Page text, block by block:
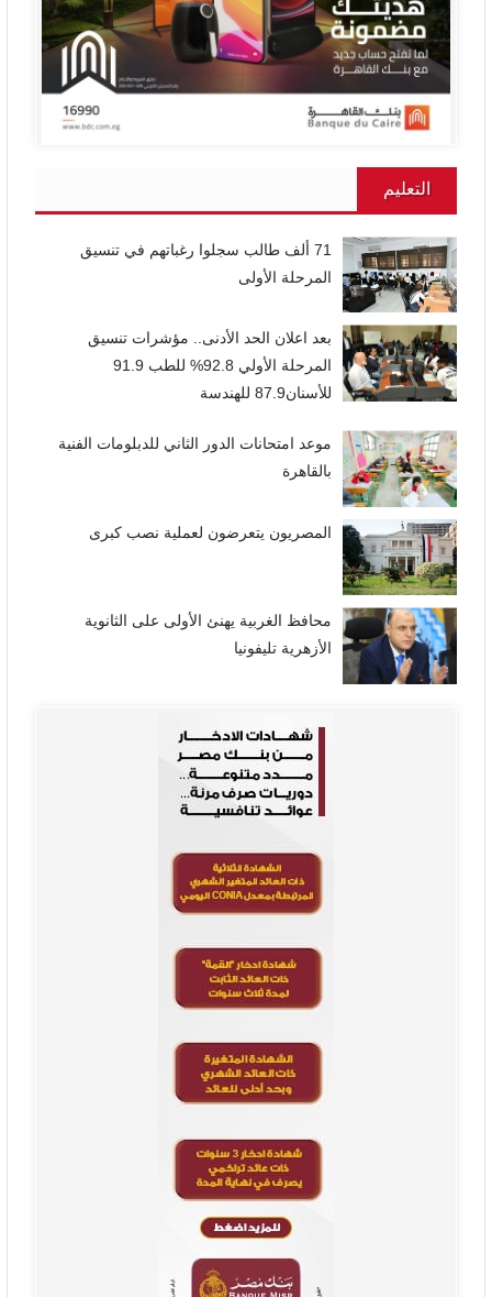
التعليم
71 ألف طالب سجلوا رغباتهم في تنسيق
المرحلة الأولى
بعد اعلان الحد الأدنى.. مؤشرات تنسيق
المرحلة الأولي 92.8% للطب 91.9
للأسنان87.9 للهندسة
موعد امتحانات الدور الثاني للدبلومات الفنية
بالقاهرة
المصريون يتعرضون لعملية نصب كبرى
محافظ الغربية يهنئ الأولى على الثانوية
الأزهرية تليفونيا